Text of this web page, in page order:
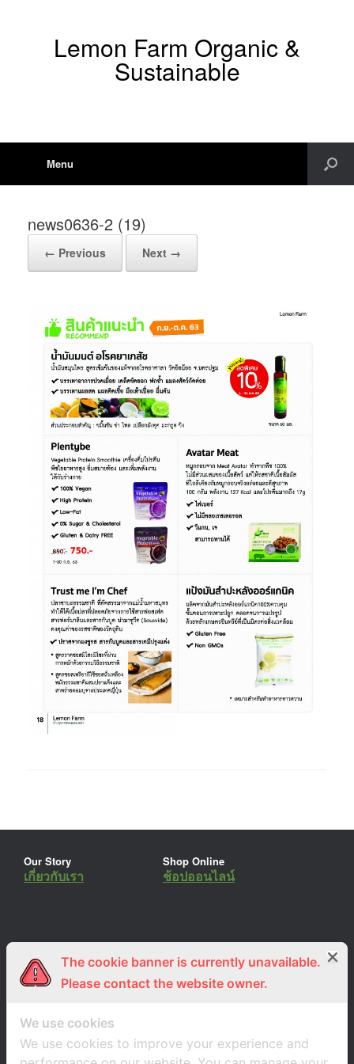
Lemon Farm Organic &
Sustainable
Menu
news0636-2 (19)
← Previous Next →
Our Story
เกี่ยวกับเรา
Shop Online
ช้อปออนไลน์
ร่วมงานกับเรา
สมัครงาน
Lemon Farm Cafe
ร้านอาหารอินทรีย์
The cookie banner is currently unavailable.
Please contact the website owner.
We use cookies
We use cookies to improve your experience and